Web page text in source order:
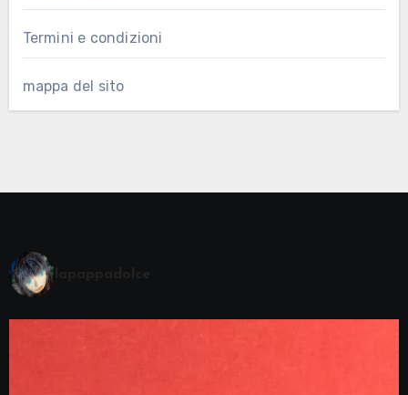
Termini e condizioni
mappa del sito